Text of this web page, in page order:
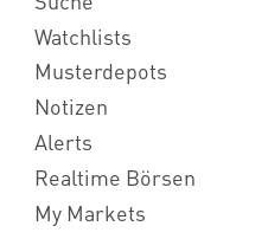
Watchlists
Musterdepots
Notizen
Alerts
Realtime Börsen
My Markets